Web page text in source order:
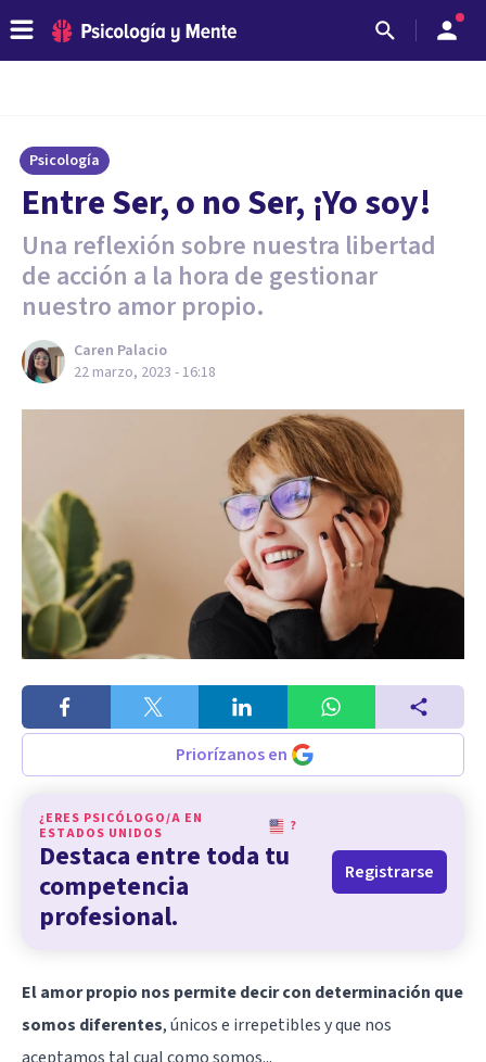
Psicología
Entre Ser, o no Ser, ¡Yo soy!
Una reflexión sobre nuestra libertad
de acción a la hora de gestionar
nuestro amor propio.
Caren Palacio
22 marzo, 2023 - 16:18
Priorízanos en
¿ERES PSICÓLOGO/A EN
ESTADOS UNIDOS
?
Destaca entre toda tu
competencia
profesional.
Registrarse
El amor propio nos permite decir con determinación que
somos diferentes, únicos e irrepetibles y que nos